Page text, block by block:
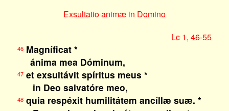
Exsultatio animæ in Domino
Lc 1, 46-55
46Magníficat *
ánima mea Dóminum,
47et exsultávit spíritus meus *
in Deo salvatóre meo,
48quia respéxit humilitátem ancíllæ suæ. *